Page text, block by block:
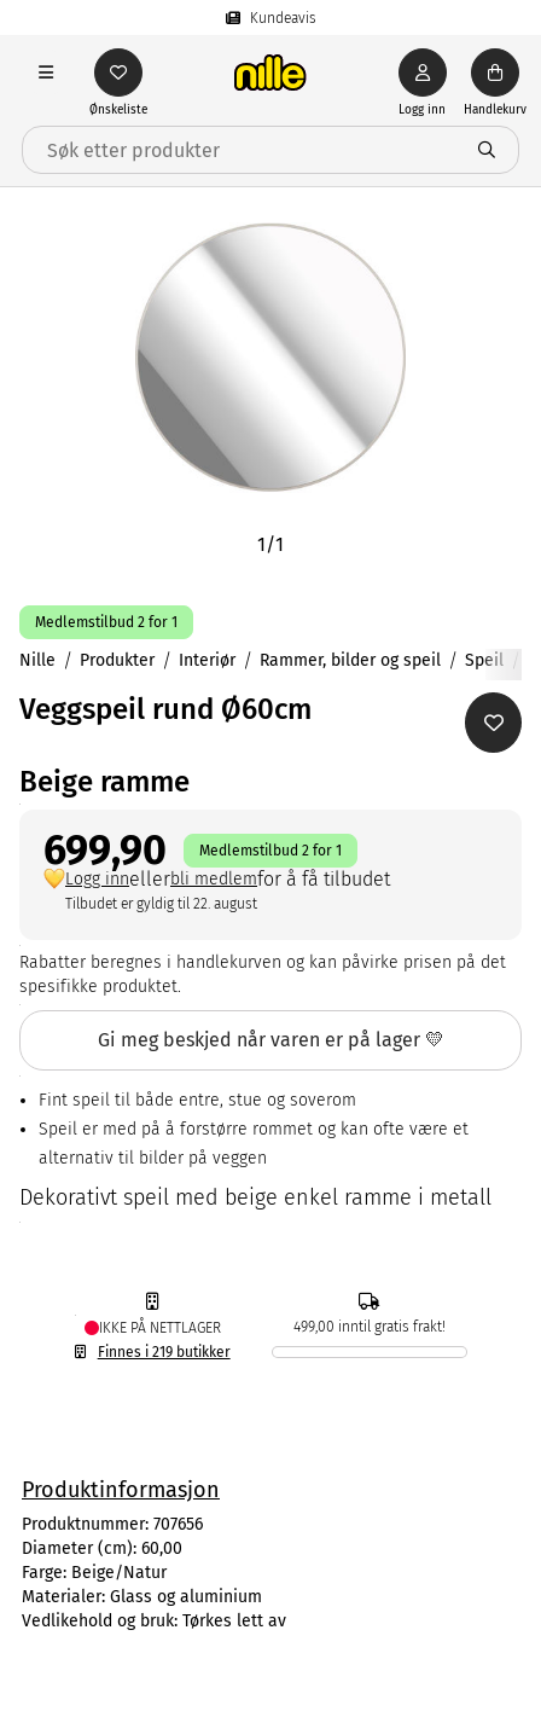
Kundeavis
Ønskeliste Logg inn Handlekurv
1/1
Medlemstilbud 2 for 1
Nille Produkter Interiør Rammer, bilder og speil Speil
Veggspeil rund Ø60cm
Beige ramme
699,90 Medlemstilbud 2 for 1
Logg innellerbli medlemfor å få tilbudet
Tilbudet er gyldig til 22. august
Rabatter beregnes i handlekurven og kan påvirke prisen på det
spesifikke produktet.
Gi meg beskjed når varen er på lager 💛
Fint speil til både entre, stue og soverom
Speil er med på å forstørre rommet og kan ofte være et
alternativ til bilder på veggen
Dekorativt speil med beige enkel ramme i metall
IKKE PÅ NETTLAGER
Finnes i 219 butikker
499,00 inntil gratis frakt!
Produktinformasjon
Produktnummer: 707656
Diameter (cm): 60,00
Farge: Beige/Natur
Materialer: Glass og aluminium
Vedlikehold og bruk: Tørkes lett av